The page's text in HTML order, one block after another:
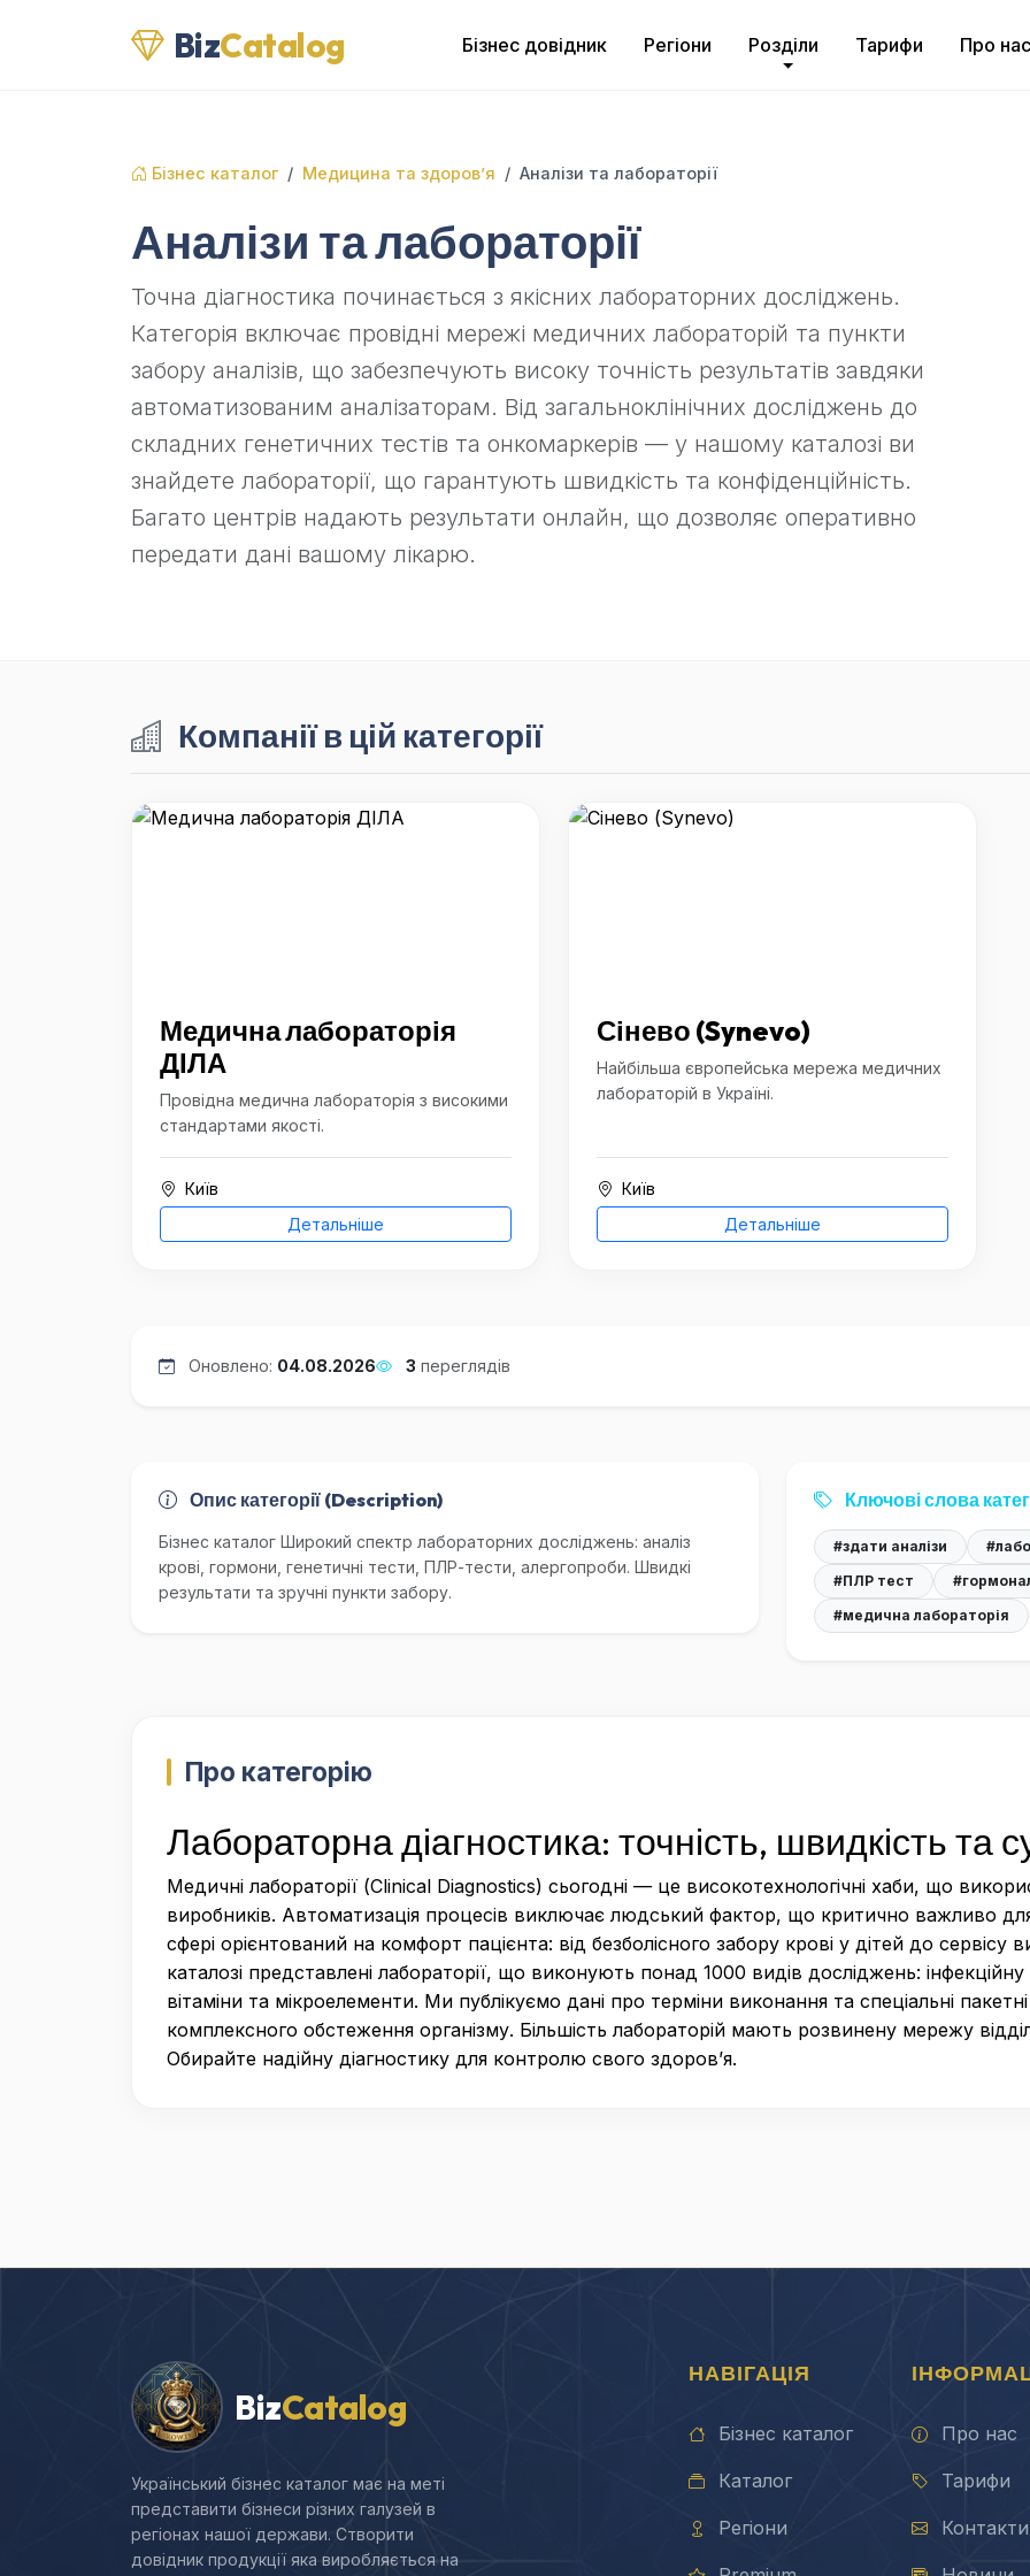
BizCatalog Бізнес довідник Регіони Розділи Тарифи Про нас
Бізнес каталог Медицина та здоров’я Аналізи та лабораторії
Аналізи та лабораторії
Точна діагностика починається з якісних лабораторних досліджень.
Категорія включає провідні мережі медичних лабораторій та пункти
забору аналізів, що забезпечують високу точність результатів завдяки
автоматизованим аналізаторам. Від загальноклінічних досліджень до
складних генетичних тестів та онкомаркерів — у нашому каталозі ви
знайдете лабораторії, що гарантують швидкість та конфіденційність.
Багато центрів надають результати онлайн, що дозволяє оперативно
передати дані вашому лікарю.
Компанії в цій категорії
Медична лабораторія
ДІЛА
Провідна медична лабораторія з високими
стандартами якості.
Київ
Детальніше
Сінево (Synevo)
Найбільша європейська мережа медичних
лабораторій в Україні.
Київ
Детальніше
Оновлено: 04.08.2026 3 переглядів
Опис категорії (Description)
Бізнес каталог Широкий спектр лабораторних досліджень: аналіз
крові, гормони, генетичні тести, ПЛР-тести, алергопроби. Швидкі
результати та зручні пункти забору.
Ключові слова
#здати аналізи
#ПЛР тест
#медична лабораторія
Про категорію
Лабораторна діагностика: точність, швидкість та
Медичні лабораторії (Clinical Diagnostics) сьогодні — це високотехнологічні хаби, що
виробників. Автоматизація процесів виключає людський фактор, що критично важливо для
сфері орієнтований на комфорт пацієнта: від безболісного забору крові у дітей до
каталозі представлені лабораторії, що виконують понад 1000 видів досліджень:
вітаміни та мікроелементи. Ми публікуємо дані про терміни виконання та спеціальні
комплексного обстеження організму. Більшість лабораторій мають розвинену мережу
Обирайте надійну діагностику для контролю свого здоров’я.
BizCatalog
Український бізнес каталог має на меті
представити бізнеси різних галузей в
регіонах нашої держави. Створити
довідник продукції яка виробляється на
НАВІГАЦІЯ
Бізнес каталог
Каталог
Регіони
Про нас
Тарифи
Контакти